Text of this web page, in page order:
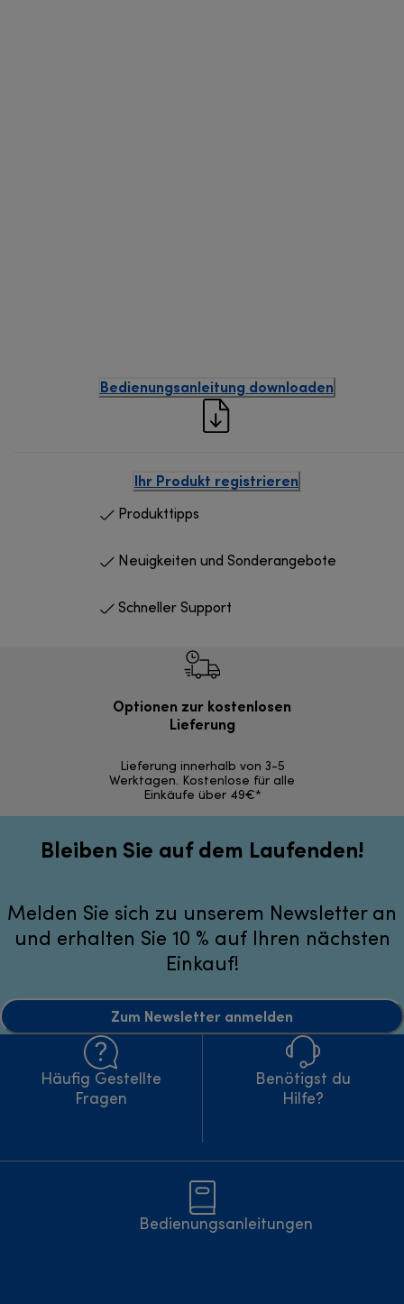
Bedienungsanleitung downloaden
Ihr Produkt registrieren
Produkttipps
Neuigkeiten und Sonderangebote
Schneller Support
Optionen zur kostenlosen
Lieferung
Lieferung innerhalb von 3-5
Werktagen. Kostenlose für alle
Einkäufe über 49€*
Bleiben Sie auf dem Laufenden!
Melden Sie sich zu unserem Newsletter an
und erhalten Sie 10 % auf Ihren nächsten
Einkauf!
Zum Newsletter anmelden
Häufig Gestellte
Fragen
Benötigst du
Hilfe?
Bedienungsanleitungen